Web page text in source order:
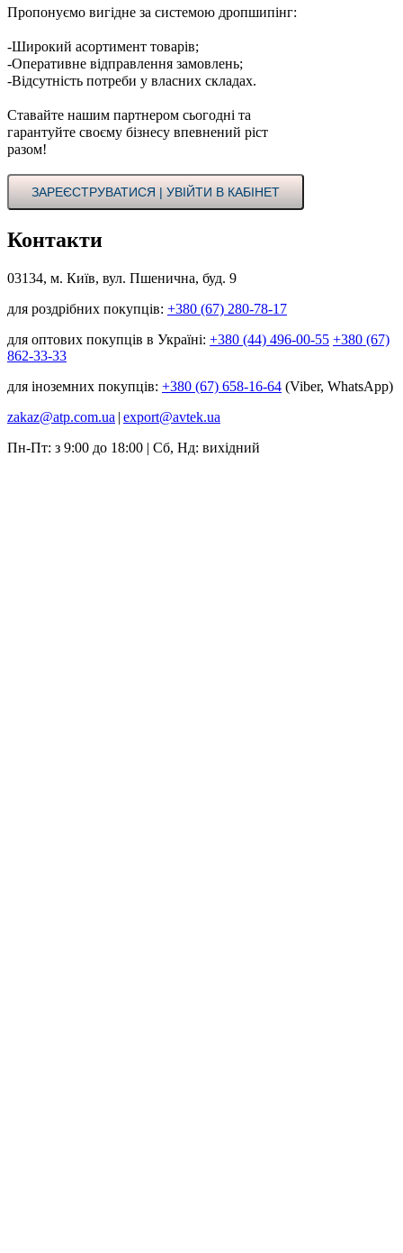
Пропонуємо вигідне за системою дропшипінг:
-Широкий асортимент товарів;
-Оперативне відправлення замовлень;
-Відсутність потреби у власних складах.
Ставайте нашим партнером сьогодні та
гарантуйте своєму бізнесу впевнений ріст
разом!
ЗАРЕЄСТРУВАТИСЯ | УВІЙТИ В КАБІНЕТ
Контакти
03134, м. Київ, вул. Пшенична, буд. 9
для роздрібних покупців: +380 (67) 280-78-17
для оптових покупців в Україні: +380 (44) 496-00-55 +380 (67)
862-33-33
для іноземних покупців: +380 (67) 658-16-64 (Viber, WhatsApp)
zakaz@atp.com.ua | export@avtek.ua
Пн-Пт: з 9:00 до 18:00 | Сб, Нд: вихідний